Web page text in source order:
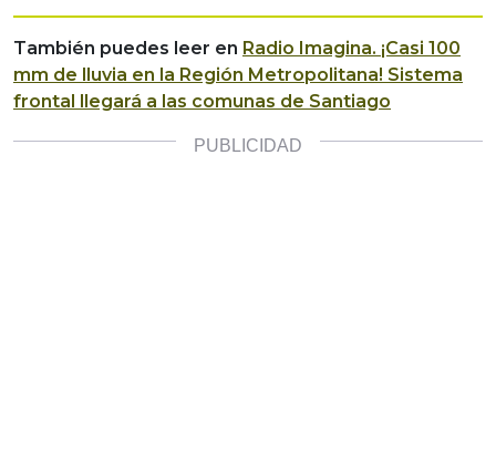
También puedes leer en Radio Imagina. ¡Casi 100
mm de lluvia en la Región Metropolitana! Sistema
frontal llegará a las comunas de Santiago